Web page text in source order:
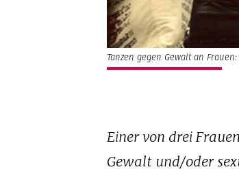
Tanzen gegen Gewalt an
Einer von drei
Gewalt und/oder